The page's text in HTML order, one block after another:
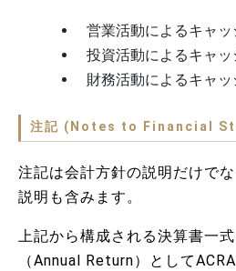
営業活動によるキャ
投資活動によるキャ
財務活動によるキャ
注記 (Notes to Financial
注記は会計方針の説明だけで
説明も含みます。
上記から構成される決算書一
（Annual Return）として